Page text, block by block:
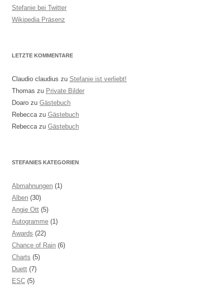
Stefanie bei Twitter
Wikipedia Präsenz
LETZTE KOMMENTARE
Claudio claudius zu Stefanie ist verliebt!
Thomas zu Private Bilder
Doaro zu Gästebuch
Rebeccazu Gästebuch
Rebeccazu Gästebuch
STEFANIES KATEGORIEN
Abmahnungen (1)
Alben (30)
Angie Ott (5)
Autogramme (1)
Awards (22)
Chance of Rain (6)
Charts (5)
Duett (7)
ESC (5)